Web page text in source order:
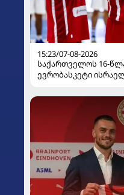
15:23/07-08-2026
საქართველოს 16-
ევრობასკეტი